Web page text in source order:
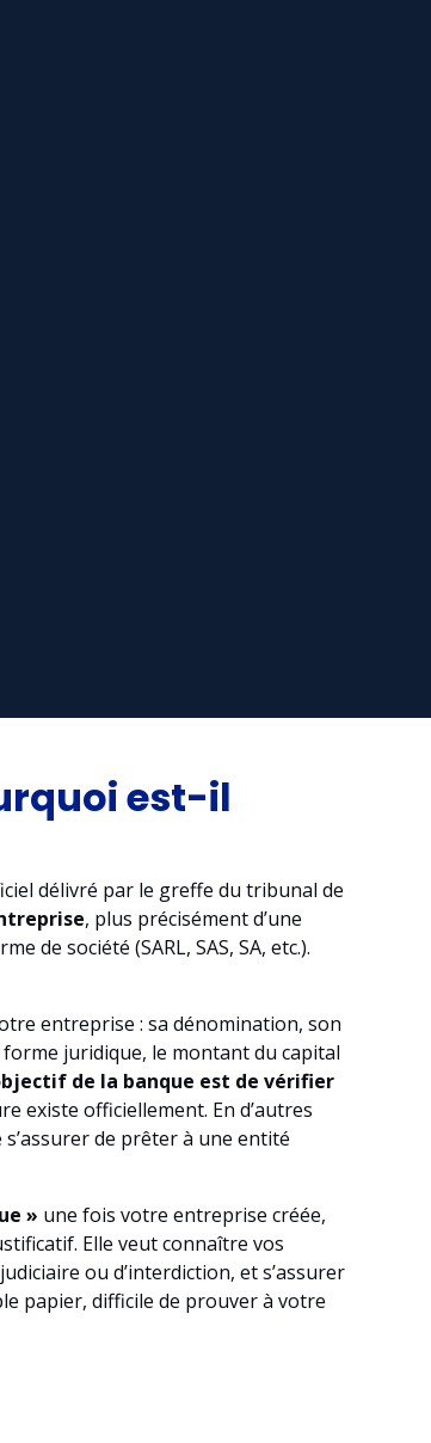
est-il
délivré par le greffe du tribunal de
, plus précisément d’une
de société (SARL, SAS, SA, etc.).
entreprise : sa dénomination, son
juridique, le montant du capital
de la banque est de vérifier
existe officiellement. En d’autres
de prêter à une entité
» une fois votre entreprise créée,
Elle veut connaître vos
ou d’interdiction, et s’assurer
papier, difficile de prouver à votre